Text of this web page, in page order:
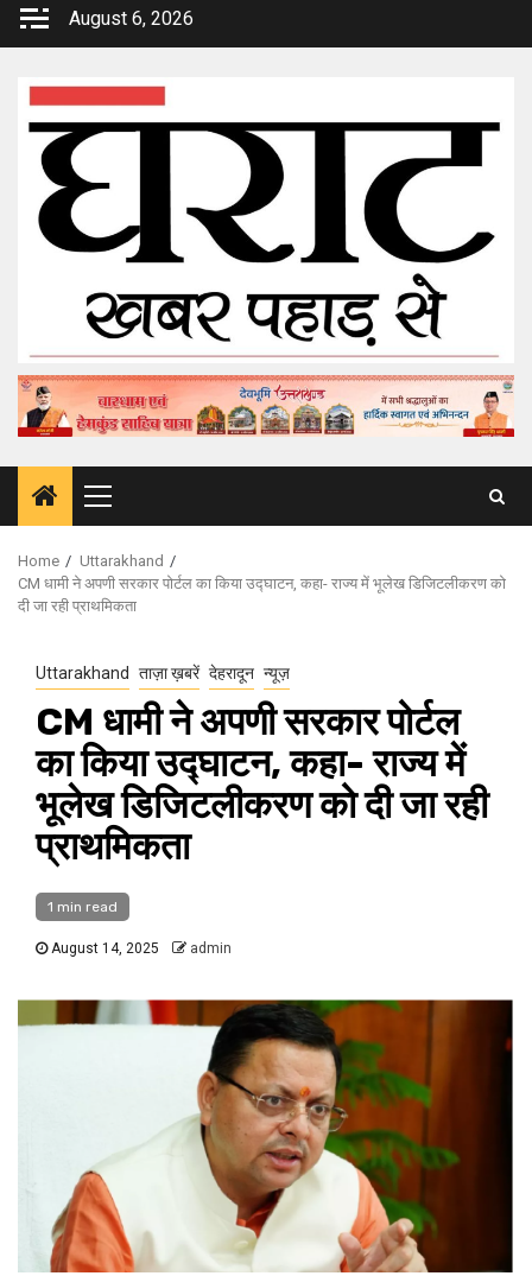
Skip
August 6, 2026
Primary
Menu
Home
Uttarakhand
CM धामी ने अपणी सरकार पोर्टल का किया उद्घाटन, कहा- राज्य में भूलेख डिजिटलीकरण को
दी जा रही प्राथमिकता
Uttarakhand ताज़ा ख़बरें देहरादून न्यूज़
CM धामी ने अपणी सरकार पोर्टल
का किया उद्घाटन, कहा- राज्य में
भूलेख डिजिटलीकरण को दी जा रही
प्राथमिकता
1 min read
August 14, 2025 admin